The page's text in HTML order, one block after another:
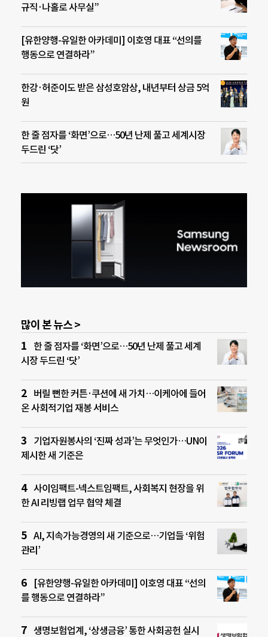
규직·나홀로 사무실”
[유한양행-유일한 아카데미] 이호영 대표 “선의를
행동으로 연결하라”
한강·허준이도 받은 삼성호암상, 내년부터 상금 5억
원
한 줄 점자를 ‘화면’으로…50년 난제 풀고 세계시장
두드린 ‘닷’
많이 본 뉴스 >
한 줄 점자를 ‘화면’으로…50년 난제 풀고 세계
시장 두드린 ‘닷’
버릴 뻔한 커튼·쿠션에 새 가치…이케아에 들어
온 사회적기업 재봉 서비스
기업자원봉사의 ‘진짜 성과’는 무엇인가…UN이
제시한 새 기준은
사이임팩트-넥스트임팩트, 사회복지 현장을 위
한 AI 리빙랩 업무 협약 체결
AI, 지속가능경영의 새 기준으로…기업들 ‘위험
관리’
[유한양행-유일한 아카데미] 이호영 대표 “선의
를 행동으로 연결하라”
생명보험업계, ‘상생금융’ 통한 사회공헌 실시